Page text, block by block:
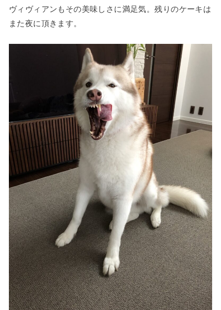
ヴィヴィアンもその美味しさに満足気。残りのケーキは
また夜に頂きます。